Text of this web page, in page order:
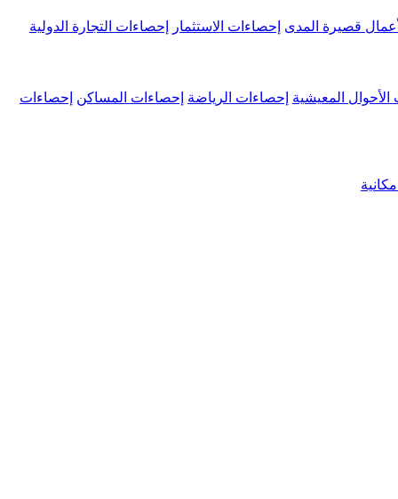
قصيرة المدى إحصاءات الاستثمار إحصاءات التجارة الدولية
الأحوال المعيشية إحصاءات الرياضة إحصاءات المساكن إحصاءات